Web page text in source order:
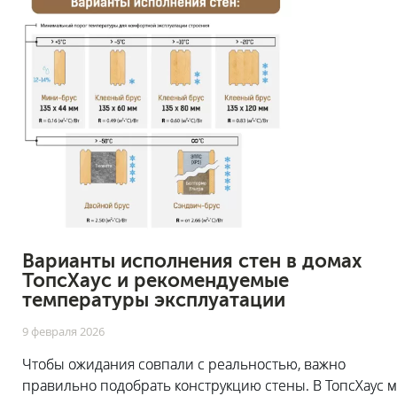
Варианты исполнения стен в домах
ТопсХаус и рекомендуемые
температуры эксплуатации
9 февраля 2026
Чтобы ожидания совпали с реальностью, важно
правильно подобрать конструкцию стены. В ТопсХаус